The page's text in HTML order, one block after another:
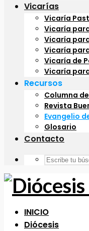
Vicarías
Vicaría
Vicaría
Vicaría
Vicaría
Vicaría de
Vicaría
Recursos
Columna
Revista
Evangelio
Glosario
Contacto
INICIO
Diócesis